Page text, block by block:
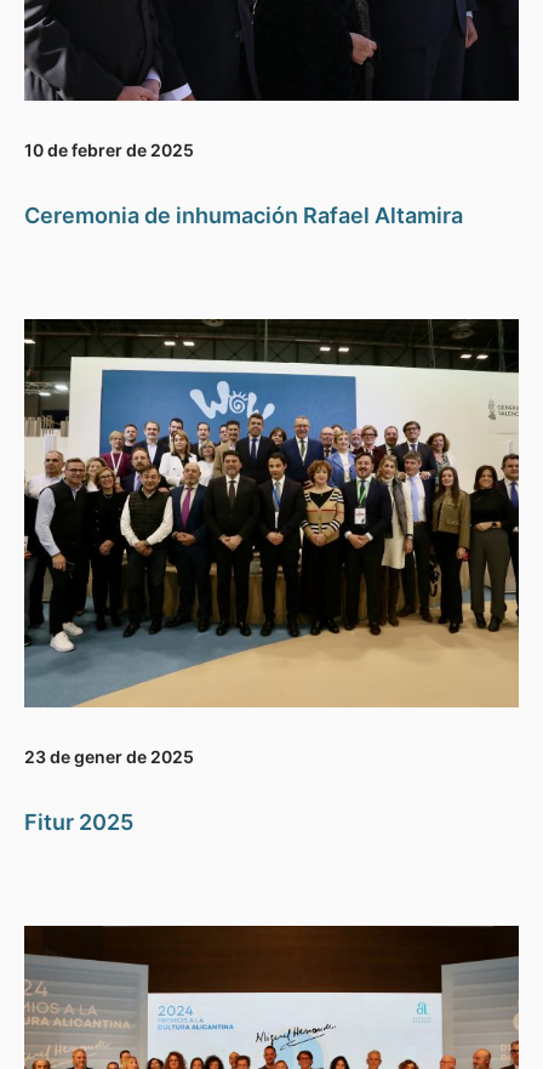
10 de febrer de 2025
Ceremonia de inhumación Rafael Altamira
23 de gener de 2025
Fitur 2025